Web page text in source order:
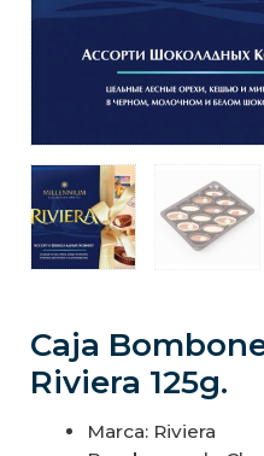
Caja
Riviera 125g.
Marca: Riviera